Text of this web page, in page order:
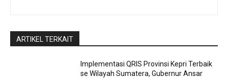
ARTIKEL TERKAIT
Implementasi QRIS Provinsi Kepri Terbaik
se Wilayah Sumatera, Gubernur Ansar